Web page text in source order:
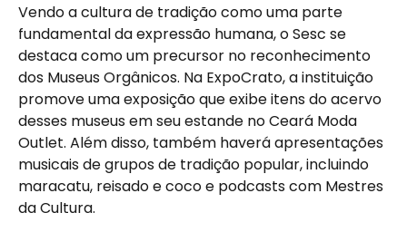
Vendo a cultura de tradição como uma parte
fundamental da expressão humana, o Sesc se
destaca como um precursor no reconhecimento
dos Museus Orgânicos. Na ExpoCrato, a instituição
promove uma exposição que exibe itens do acervo
desses museus em seu estande no Ceará Moda
Outlet. Além disso, também haverá apresentações
musicais de grupos de tradição popular, incluindo
maracatu, reisado e coco e podcasts com Mestres
da Cultura.